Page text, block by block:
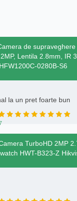
de supraveghere
Lentila 2.8mm, IR
0280B-S6
la un pret foarte bun
TurboHD 2MP
HWT-B323-Z